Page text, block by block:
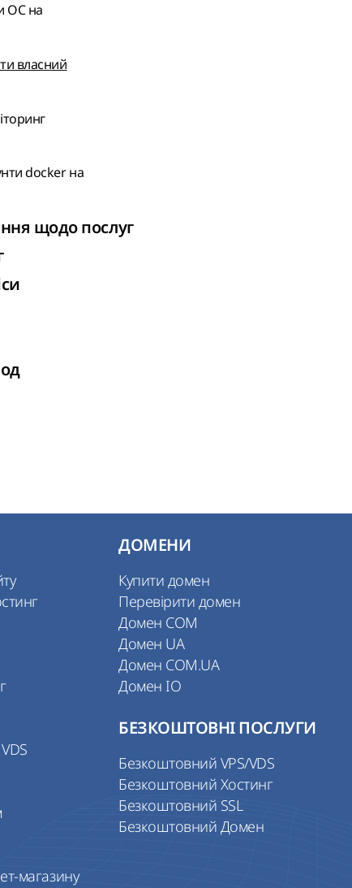
ОС на
власний
docker на
щодо послуг
магазину
ДОМЕНИ
Купити домен
Перевірити домен
Домен COM
Домен UA
Домен COM.UA
Домен IO
БЕЗКОШТОВНІ ПОСЛУГИ
Безкоштовний VPS/VDS
Безкоштовний Хостинг
Безкоштовний SSL
Безкоштовний Домен